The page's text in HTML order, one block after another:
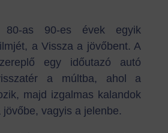
80-as 90-es évek egyik
a Vissza a jövőbent. A
egy időutazó autó
a múltba, ahol a
majd izgalmas kalandok
vagyis a jelenbe.